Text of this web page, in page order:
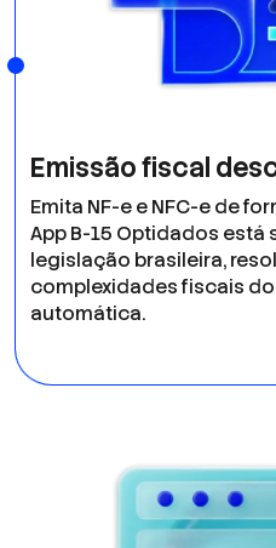
Emissão fiscal
Emita NF-e e NFC-e de
App B-15 Optidados
legislação brasileira,
complexidades fiscais
automática.